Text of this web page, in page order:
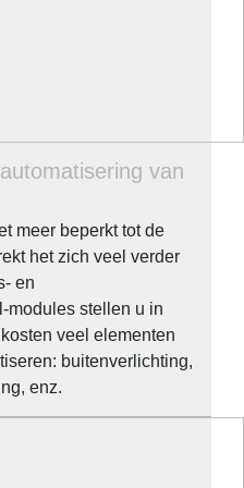
van
meer beperkt tot de
het zich veel verder
en
modules stellen u in
veel elementen
buitenverlichting,
enz.